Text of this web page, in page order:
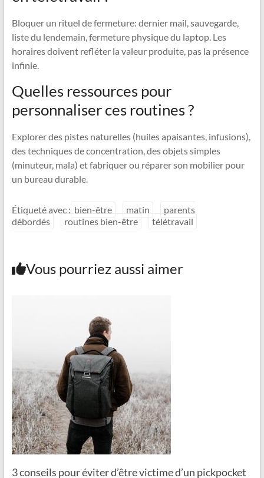
Bloquer un rituel de fermeture: dernier mail, sauvegarde,
liste du lendemain, fermeture physique du laptop. Les
horaires doivent refléter la valeur produite, pas la présence
infinie.
Quelles ressources pour
personnaliser ces routines ?
Explorer des pistes naturelles (huiles apaisantes, infusions),
des techniques de concentration, des objets simples
(minuteur, mala) et fabriquer ou réparer son mobilier pour
un bureau durable.
Étiqueté avec : bien-être matin
parents
débordés
routines bien-être télétravail
Vous pourriez aussi aimer
3 conseils pour éviter d’être victime d’un pickpocket